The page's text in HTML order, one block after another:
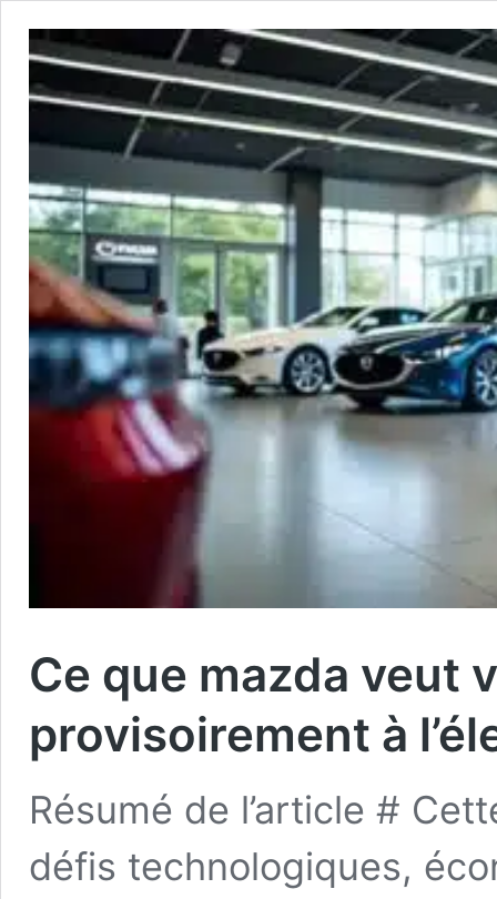
Ce que mazda veut
provisoirement à
Résumé de l’article #
défis technologiques,